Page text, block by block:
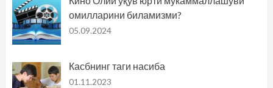
омилларини биламизми?
05.09.2024
Касбнинг таги насиба
01.11.2023